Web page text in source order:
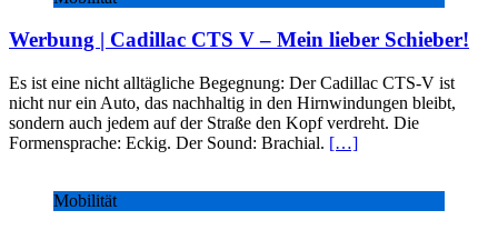
Werbung | Cadillac CTS V – Mein lieber Schieber!
Es ist eine nicht alltägliche Begegnung: Der Cadillac CTS-V ist
nicht nur ein Auto, das nachhaltig in den Hirnwindungen bleibt,
sondern auch jedem auf der Straße den Kopf verdreht. Die
Formensprache: Eckig. Der Sound: Brachial. […]
Mobilität